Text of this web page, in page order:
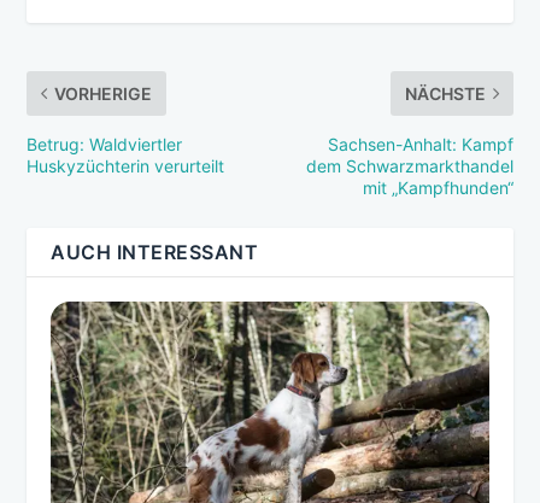
VORHERIGE
Betrug: Waldviertler
Huskyzüchterin verurteilt
NÄCHSTE
Sachsen-Anhalt: Kampf
dem Schwarzmarkthandel
mit „Kampfhunden“
AUCH INTERESSANT